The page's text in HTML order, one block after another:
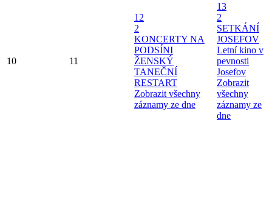
10 11
12
2
KONCERTY NA
PODSÍNI
ŽENSKÝ
TANEČNÍ
RESTART
Zobrazit všechny
záznamy ze dne
13
2
SETKÁNÍ
JOSEFOV
Letní kino v
pevnosti
Josefov
Zobrazit
všechny
záznamy ze
dne